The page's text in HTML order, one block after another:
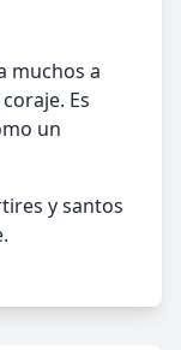
muchos a
Es
un
y santos